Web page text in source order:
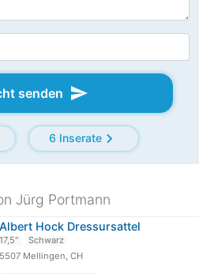
senden send
6 Inseratechevron_right
Jürg Portmann
Albert Hock Dressursattel
17,5"
Schwarz
5507 Mellingen, CH